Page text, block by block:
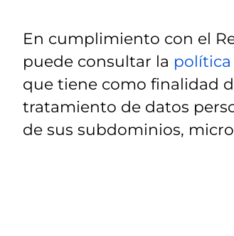
En cumplimiento con el
puede consultar la
que tiene como finalidad
tratamiento de datos
de sus subdominios,